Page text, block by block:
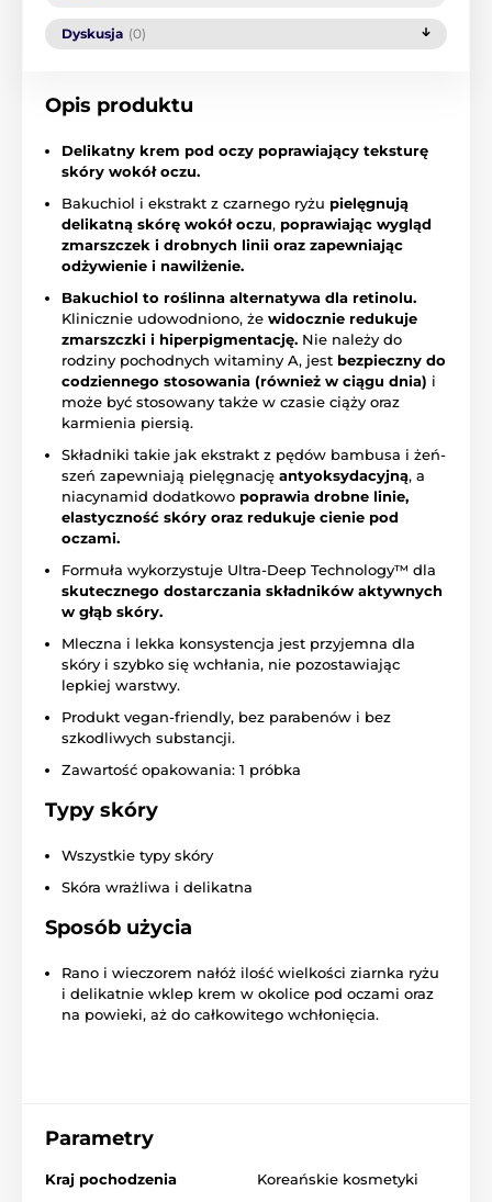
Dyskusja (0)
Opis produktu
Delikatny krem pod oczy poprawiający teksturę
skóry wokół oczu.
Bakuchiol i ekstrakt z czarnego ryżu pielęgnują
delikatną skórę wokół oczu, poprawiając wygląd
zmarszczek i drobnych linii oraz zapewniając
odżywienie i nawilżenie.
Bakuchiol to roślinna alternatywa dla retinolu.
Klinicznie udowodniono, że widocznie redukuje
zmarszczki i hiperpigmentację. Nie należy do
rodziny pochodnych witaminy A, jest bezpieczny do
codziennego stosowania (również w ciągu dnia) i
może być stosowany także w czasie ciąży oraz
karmienia piersią.
Składniki takie jak ekstrakt z pędów bambusa i żeń-
szeń zapewniają pielęgnację antyoksydacyjną, a
niacynamid dodatkowo poprawia drobne linie,
elastyczność skóry oraz redukuje cienie pod
oczami.
Formuła wykorzystuje Ultra-Deep Technology™ dla
skutecznego dostarczania składników aktywnych
w głąb skóry.
Mleczna i lekka konsystencja jest przyjemna dla
skóry i szybko się wchłania, nie pozostawiając
lepkiej warstwy.
Produkt vegan-friendly, bez parabenów i bez
szkodliwych substancji.
Zawartość opakowania: 1 próbka
Typy skóry
Wszystkie typy skóry
Skóra wrażliwa i delikatna
Sposób użycia
Rano i wieczorem nałóż ilość wielkości ziarnka ryżu
i delikatnie wklep krem w okolice pod oczami oraz
na powieki, aż do całkowitego wchłonięcia.
Parametry
Kraj pochodzenia Koreańskie kosmetyki